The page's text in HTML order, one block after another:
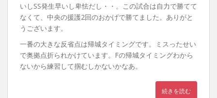
いしSS発生早いし卑怯だし・・。この試合は自力で勝てて
なくて、中央の援護2回のおかげで勝てました。ありがと
うございます。
一番の大きな反省点は帰城タイミングです。ミスったせい
で奥拠点折られかけています。Fの帰城タイミングわから
ないから練習して掴むしかないかなあ。
続きを読む